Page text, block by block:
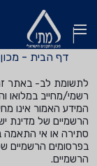
דף הבית -
לתשומת לב- באתר זה
רשמי/מחייב במלואו
המידע האמור אינו
הרשמיים של מדינת
סתירה או אי התאמה
בפרסומים הרשמיים
הרשמיים.